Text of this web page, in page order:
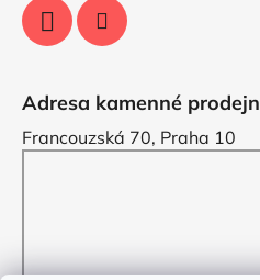
Adresa kamenné
Francouzská 70, Praha 10